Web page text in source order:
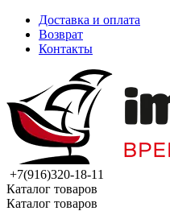
Доставка и оплата
Возврат
Контакты
+7(916)320-18-11
Каталог товаров
Каталог товаров